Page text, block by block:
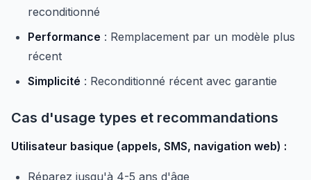
reconditionné
Performance : Remplacement par un modèle plus
récent
Simplicité : Reconditionné récent avec garantie
Cas d'usage types et recommandations
Utilisateur basique (appels, SMS, navigation web) :
Réparez jusqu'à 4-5 ans d'âge